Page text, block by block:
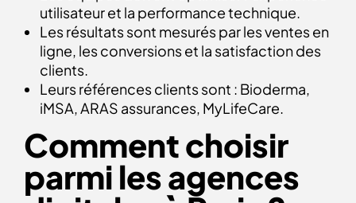
utilisateur et la performance technique.
Les résultats sont mesurés par les ventes en
ligne, les conversions et la satisfaction des
clients.
Leurs références clients sont : Bioderma,
iMSA, ARAS assurances, MyLifeCare.
Comment choisir
parmi les agences